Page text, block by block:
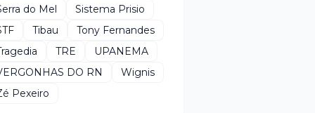
do Mel
Sistema Prisio
Tibau
Tony Fernandes
TRE
UPANEMA
DO RN
Wignis
Pexeiro